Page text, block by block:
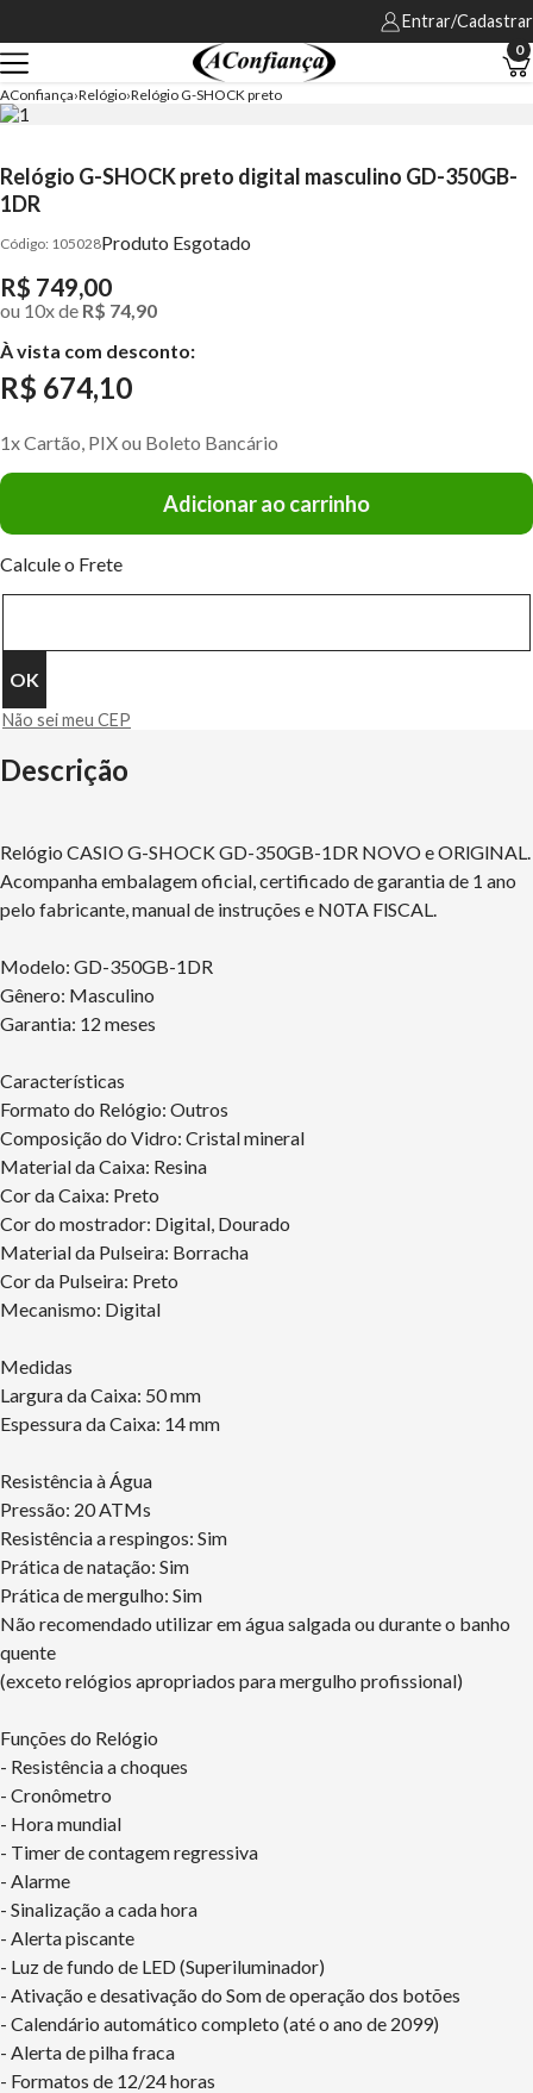
Entrar/Cadastrar
0
AConfiança Relógio Relógio G-SHOCK preto
Relógio G-SHOCK preto digital masculino GD-350GB-
1DR
105028Produto Esgotado
R$ 749,00
ou 10xde R$ 74,90
À vista com desconto:
R$ 674,10
1x Cartão, PIX ou Boleto Bancário
Adicionar ao carrinho
Calcule o Frete
Não sei meu CEP
Descrição
Relógio CASIO G-SHOCK GD-350GB-1DR NOVO e ORlGlNAL.
Acompanha embalagem oficial, certificado de garantia de 1 ano
pelo fabricante, manual de instruções e N0TA FlSCAL.
Modelo: GD-350GB-1DR
Gênero: Masculino
Garantia: 12 meses
Características
Formato do Relógio: Outros
Composição do Vidro: Cristal mineral
Material da Caixa: Resina
Cor da Caixa: Preto
Cor do mostrador: Digital, Dourado
Material da Pulseira: Borracha
Cor da Pulseira: Preto
Mecanismo: Digital
Medidas
Largura da Caixa: 50 mm
Espessura da Caixa: 14 mm
Resistência à Água
Pressão: 20 ATMs
Resistência a respingos: Sim
Prática de natação: Sim
Prática de mergulho: Sim
Não recomendado utilizar em água salgada ou durante o banho
quente
(exceto relógios apropriados para mergulho profissional)
Funções do Relógio
- Resistência a choques
- Cronômetro
- Hora mundial
- Timer de contagem regressiva
- Alarme
- Sinalização a cada hora
- Alerta piscante
- Luz de fundo de LED (Superiluminador)
- Ativação e desativação do Som de operação dos botões
- Calendário automático completo (até o ano de 2099)
- Alerta de pilha fraca
- Formatos de 12/24 horas